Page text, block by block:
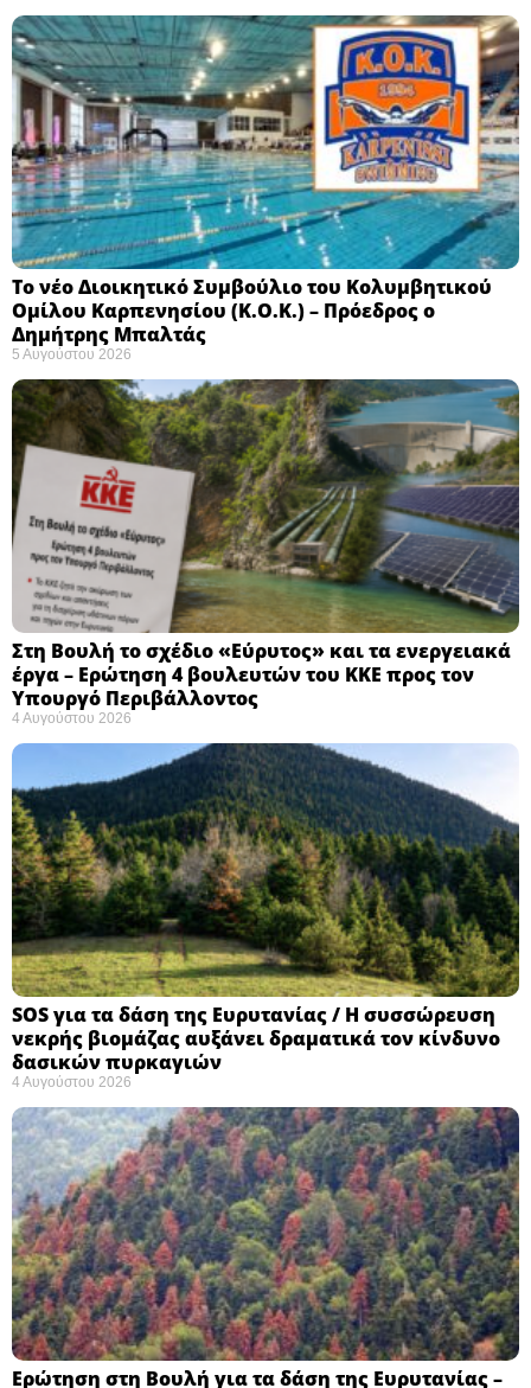
Το νέο Διοικητικό Συμβούλιο του Κολυμβητικού
Ομίλου Καρπενησίου (Κ.Ο.Κ.) – Πρόεδρος ο
Δημήτρης Μπαλτάς
5 Αυγούστου 2026
Στη Βουλή το σχέδιο «Εύρυτος» και τα ενεργειακά
έργα – Ερώτηση 4 βουλευτών του ΚΚΕ προς τον
Υπουργό Περιβάλλοντος
4 Αυγούστου 2026
SOS για τα δάση της Ευρυτανίας / Η συσσώρευση
νεκρής βιομάζας αυξάνει δραματικά τον κίνδυνο
δασικών πυρκαγιών
4 Αυγούστου 2026
Ερώτηση στη Βουλή για τα δάση της Ευρυτανίας –